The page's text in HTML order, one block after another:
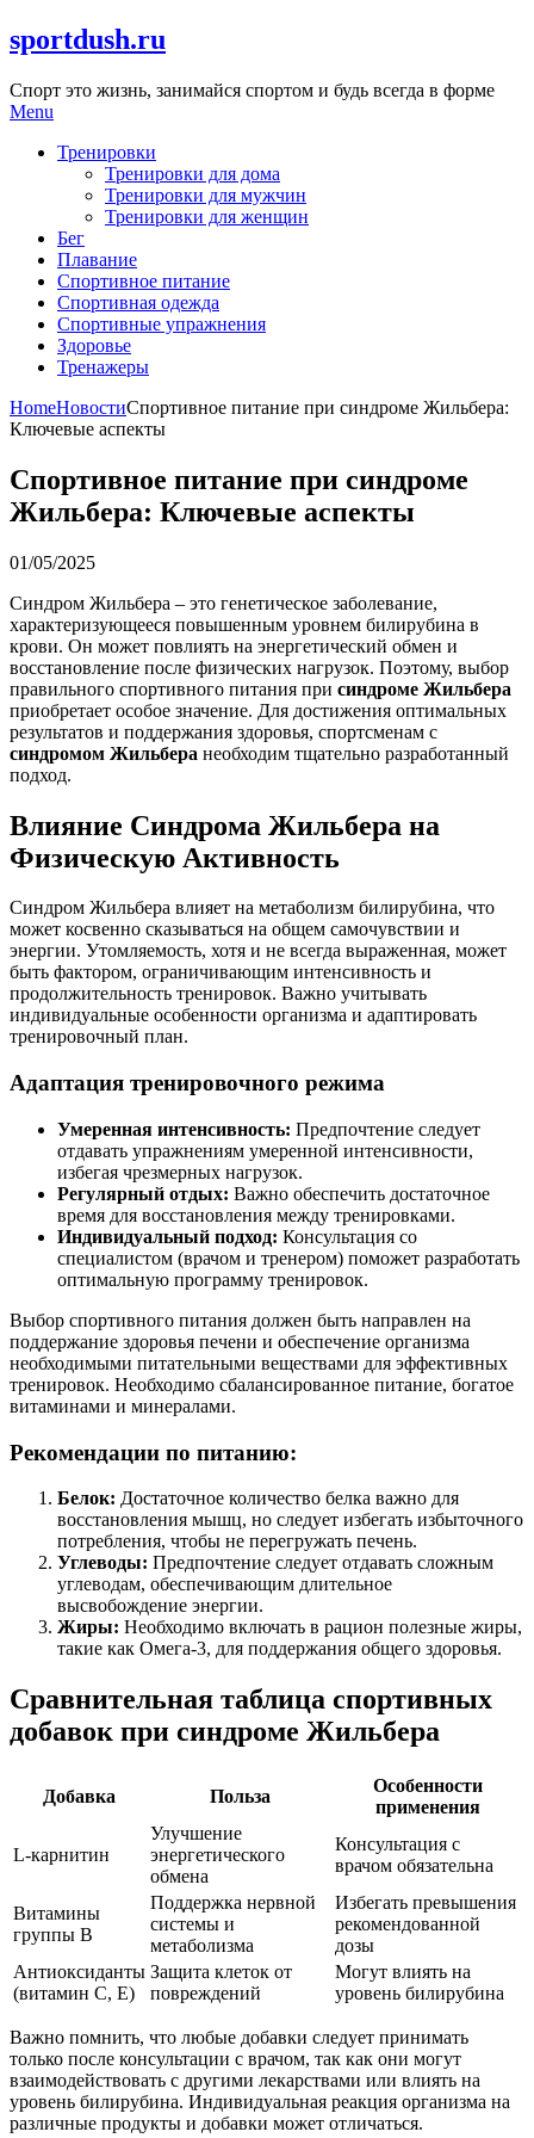
Skip
to
sportdush.ru
Спорт это жизнь, занимайся спортом и будь всегда в форме
Menu
Тренировки
Тренировки для дома
Тренировки для мужчин
Тренировки для женщин
Бег
Плавание
Спортивное питание
Спортивная одежда
Спортивные упражнения
Здоровье
Тренажеры
HomeНовостиСпортивное питание при синдроме Жильбера:
Ключевые аспекты
Спортивное питание при синдроме
Жильбера: Ключевые аспекты
01/05/2025
Синдром Жильбера – это генетическое заболевание,
характеризующееся повышенным уровнем билирубина в
крови. Он может повлиять на энергетический обмен и
восстановление после физических нагрузок. Поэтому, выбор
правильного спортивного питания при синдроме Жильбера
приобретает особое значение. Для достижения оптимальных
результатов и поддержания здоровья, спортсменам с
синдромом Жильбера необходим тщательно разработанный
подход.
Влияние Синдрома Жильбера на
Физическую Активность
Синдром Жильбера влияет на метаболизм билирубина, что
может косвенно сказываться на общем самочувствии и
энергии. Утомляемость, хотя и не всегда выраженная, может
быть фактором, ограничивающим интенсивность и
продолжительность тренировок. Важно учитывать
индивидуальные особенности организма и адаптировать
тренировочный план.
Адаптация тренировочного режима
Умеренная интенсивность: Предпочтение следует
отдавать упражнениям умеренной интенсивности,
избегая чрезмерных нагрузок.
Регулярный отдых: Важно обеспечить достаточное
время для восстановления между тренировками.
Индивидуальный подход: Консультация со
специалистом (врачом и тренером) поможет разработать
оптимальную программу тренировок.
Выбор спортивного питания должен быть направлен на
поддержание здоровья печени и обеспечение организма
необходимыми питательными веществами для эффективных
тренировок. Необходимо сбалансированное питание, богатое
витаминами и минералами.
Рекомендации по питанию:
Белок: Достаточное количество белка важно для
восстановления мышц, но следует избегать избыточного
потребления, чтобы не перегружать печень.
Углеводы: Предпочтение следует отдавать сложным
углеводам, обеспечивающим длительное
высвобождение энергии.
Жиры: Необходимо включать в рацион полезные жиры,
такие как Омега-3, для поддержания общего здоровья.
Сравнительная таблица спортивных
добавок при синдроме Жильбера
Добавка Польза
Особенности
применения
L-карнитин
Улучшение
энергетического
обмена
Консультация с
врачом обязательна
Витамины
группы B
Поддержка нервной
системы и
метаболизма
Избегать превышения
рекомендованной
дозы
Антиоксиданты
(витамин C, E)
Защита клеток от
повреждений
Могут влиять на
уровень билирубина
Важно помнить, что любые добавки следует принимать
только после консультации с врачом, так как они могут
взаимодействовать с другими лекарствами или влиять на
уровень билирубина. Индивидуальная реакция организма на
различные продукты и добавки может отличаться.